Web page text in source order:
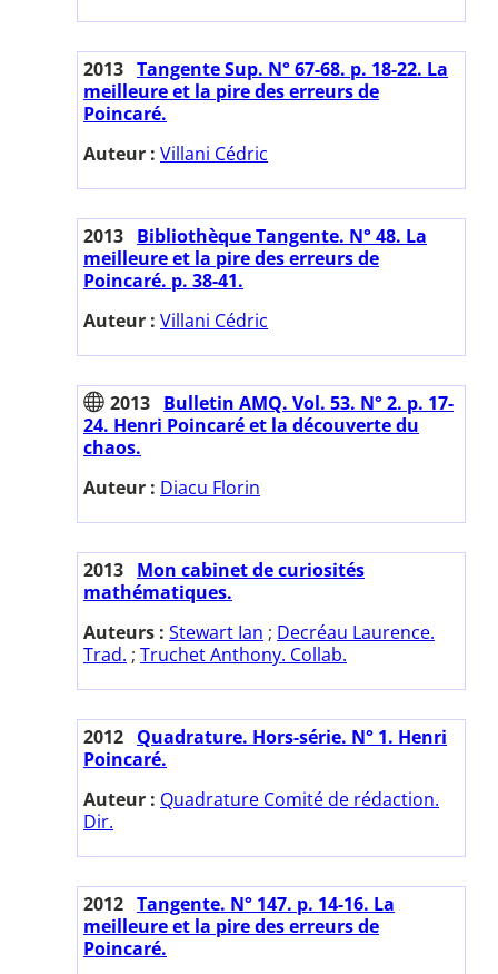
2013 Tangente Sup. N° 67-68. p. 18-22. La
meilleure et la pire des erreurs de
Poincaré.
Auteur : Villani Cédric
2013 Bibliothèque Tangente. N° 48. La
meilleure et la pire des erreurs de
Poincaré. p. 38-41.
Auteur : Villani Cédric
2013 Bulletin AMQ. Vol. 53. N° 2. p. 17-
24. Henri Poincaré et la découverte du
chaos.
Auteur : Diacu Florin
2013 Mon cabinet de curiosités
mathématiques.
Auteurs : Stewart Ian ; Decréau Laurence.
Trad. ; Truchet Anthony. Collab.
2012 Quadrature. Hors-série. N° 1. Henri
Poincaré.
Auteur : Quadrature Comité de rédaction.
Dir.
2012 Tangente. N° 147. p. 14-16. La
meilleure et la pire des erreurs de
Poincaré.